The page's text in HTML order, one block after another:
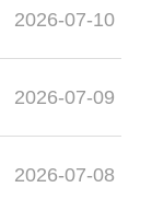
2026-07-10
2026-07-09
2026-07-08